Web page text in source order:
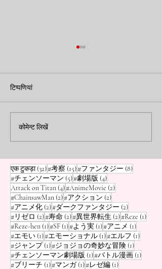
हाराजुकु" अब खुला है! सीमित
लाइनें
लोकप्रिय मंगा/एनीमे ``वन पीस'' की
आधिकारिक दुकान, ने शुक्रवार, 23
टिप्पणियां
कोमेन्ट लिखें
एक टुकड़ा (32)32 पोस्ट
#考察 (15)15 पोस्ट
#ファンタジー (8)8 पोस्ट
#チェンソーマン (5)5 पोस्ट
#劇場版 (4)4 पोस्ट
Attack on Titan (4)4 पोस्ट
#AnimeMovie (2)2 पोस्ट
#ChainsawMan (2)2 पोस्ट
#アクション (2)2 पोस्ट
#アニメ化 (2)2 पोस्ट
#ダークファンタジー (2)2 पोस्ट
#リゼロ (2)2 पोस्ट
#寿命 (2)2 पोस्ट
#異世界転生 (2)2 पोस्ट
#Reze (1)1 पोस्ट
#Reze-hen (1)1 पोस्ट
#SF (1)1 पोस्ट
#よう実 (1)1 पोस्ट
#アニメ (1)1 पोस्ट
#エモい (1)1 पोस्ट
#エモーショナル (1)1 पोस्ट
#エルフ (1)1 पोस्ट
#ジャンプ (1)1 पोस्ट
#ジョジョの奇妙な冒険 (1)1 पोस्ट
#チェンソーマン劇場版 (1)1 पोस्ट
#バトル漫画 (1)1 पोस्ट
#ブリーチ (1)1 पोस्ट
#マンガ (1)1 पोस्ट
#レゼ編 (1)1 पोस्ट